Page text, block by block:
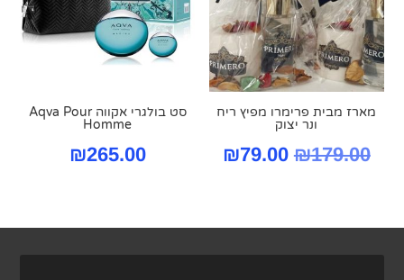
מארז מבית פרימרו מפיץ ריח
ונר יצוק
₪179.00
המחיר
₪79.00
סט בולגרי אקווה Aqva Pour
Homme
₪265.00